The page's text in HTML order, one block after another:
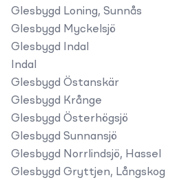
Glesbygd Loning, Sunnås
Glesbygd Myckelsjö
Glesbygd Indal
Indal
Glesbygd Östanskär
Glesbygd Krånge
Glesbygd Österhögsjö
Glesbygd Sunnansjö
Glesbygd Norrlindsjö, Hassel
Glesbygd Gryttjen, Långskog